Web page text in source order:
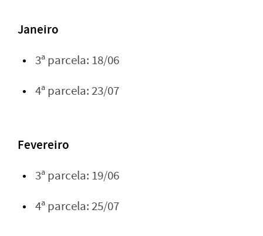
Janeiro
3ª parcela: 18/06
4ª parcela: 23/07
Fevereiro
3ª parcela: 19/06
4ª parcela: 25/07